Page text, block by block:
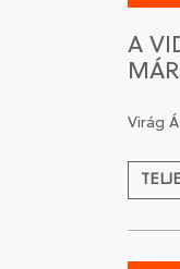
A
Virág